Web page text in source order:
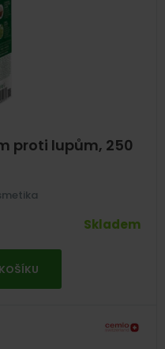
proti lupům, 250
Skladem